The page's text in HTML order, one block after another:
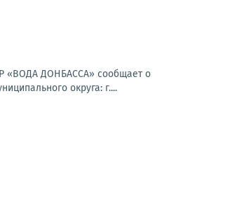
«ВОДА ДОНБАССА» сообщает о
округа: г....